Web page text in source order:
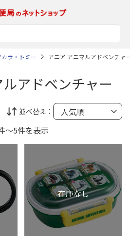
カラ・トミー アニア アニマルアドベンチャ
アドベンチャー
並べ替え：
～5件を表示